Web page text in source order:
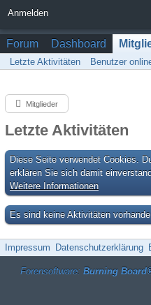
Anmelden
Forum Dashboard
Letzte Aktivitäten Benutzer
Mitglieder
Letzte Aktivitäten
Diese Seite verwendet Cookies.
erklären Sie sich damit
Weitere Informationen
Es sind keine Aktivitäten
Impressum Datenschutzerklärung
Forensoftware: Burning